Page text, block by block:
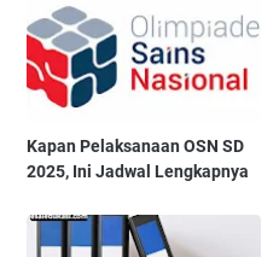
Kapan Pelaksanaan OSN SD
2025, Ini Jadwal Lengkapnya